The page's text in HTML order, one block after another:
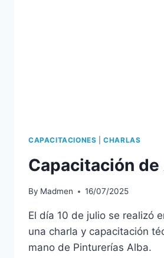
CAPACITACIONES |CHARLAS
Capacitación de
By Madmen 16/07/2025
El día 10 de julio se realizó
una charla y capacitación
mano de Pinturerías Alba.